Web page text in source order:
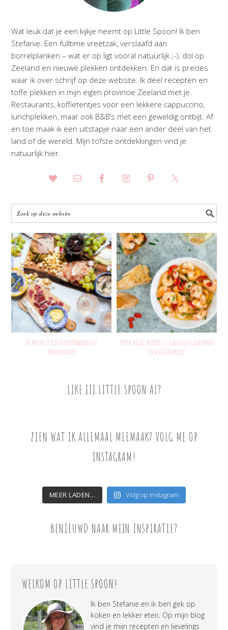
Wat leuk dat je een kijkje neemt op Little Spoon! Ik ben
Stefanie. Een fulltime vreetzak, verslaafd aan
borrelplanken – wat er op ligt vooral natuurlijk ;-), dol op
Zeeland en nieuwe plekken ontdekken. En dat is precies
waar ik over schrijf op deze website. Ik deel recepten en
toffe plekken in mijn eigen provincie Zeeland met je.
Restaurants, koffietentjes voor een lekkere cappuccino,
lunchplekken, maar ook B&B’s met een geweldig ontbijt. Af
en toe maak ik een uitstapje naar een ander deel van het
land of de wereld. Mijn tofste ontdekkingen vind je
natuurlijk hier.
Zo maak je een indrukwekkende
borrelplank
Voor bij de borrel // Garnalen gebakken
in knoflookolie
LIKE JIJ LITTLE SPOON AL?
ZIEN WAT IK ALLEMAAL MEEMAAK? VOLG ME OP
INSTAGRAM!
MEER LADEN... Volg op Instagram
BENIEUWD NAAR MIJN INSPIRATIE?
WELKOM OP LITTLE SPOON!
Ik ben Stefanie en ik ben gek op
koken en lekker eten. Op mijn blog
vind je mijn recepten en lievelings